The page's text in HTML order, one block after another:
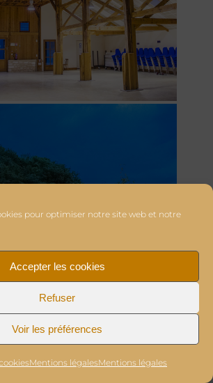
pour optimiser notre site web et notre
Accepter les cookies
Refuser
Voir les préférences
Mentions légalesMentions légales